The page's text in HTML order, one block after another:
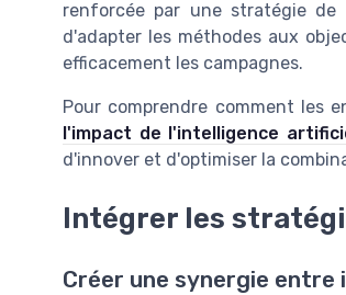
renforcée par une stratégie
d'adapter les méthodes aux
efficacement les campagnes.
Pour comprendre comment les
l'impact de l'intelligence
d'innover et d'optimiser la
Intégrer les
Créer une synergie entre